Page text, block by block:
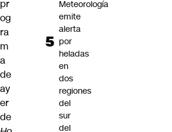
pr
og
ra
m
a
de
ay
er
de
Meteorología
emite
alerta
por
heladas
en
dos
regiones
del
sur
del